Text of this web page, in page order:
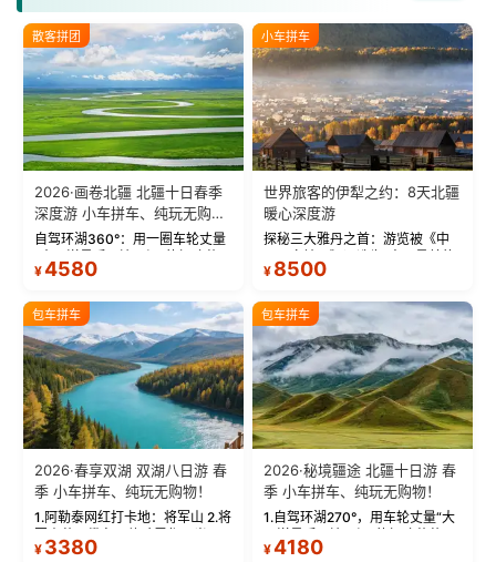
散客拼团
2026·画卷北疆 北疆十日春季
深度游 小车拼车、纯玩无购
物！
自驾环湖360°：用一圈车轮丈量
蓝。 赛湖旅拍：甄选多款风格服
绝美瞬间。 赛湖坦克300跟车视
频：专业摄影师...
¥4580
小车拼车
世界旅客的伊犁之约：8天北疆
暖心深度游
探秘三大雅丹之首：游览被《中
三大雅丹”第一名的克拉玛依魔鬼
瓦人最大村落——禾木村，欣赏
晨雾与小木...
¥ 8500
包车拼车
2026·春享双湖 双湖八日游 春
季 小车拼车、纯玩无购物！
1.阿勒泰网红打卡地：将军山 2.将
军山落日缆车，体验雪都风光 3.
将军山，夕阳派对，蹦迪party 4.
¥ 3380
包车拼车
2026·秘境疆途 北疆十日游 春
季 小车拼车、纯玩无购物！
1.自驾环湖270°，用车轮丈量“大
西洋最后一滴眼泪”的极致蔚蓝，
让雪山、花海与深邃湖水在转弯
¥4180